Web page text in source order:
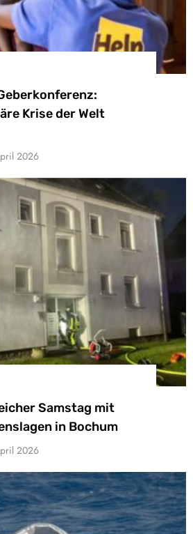
Krise der Welt
2026
Samstag mit
in Bochum
2026